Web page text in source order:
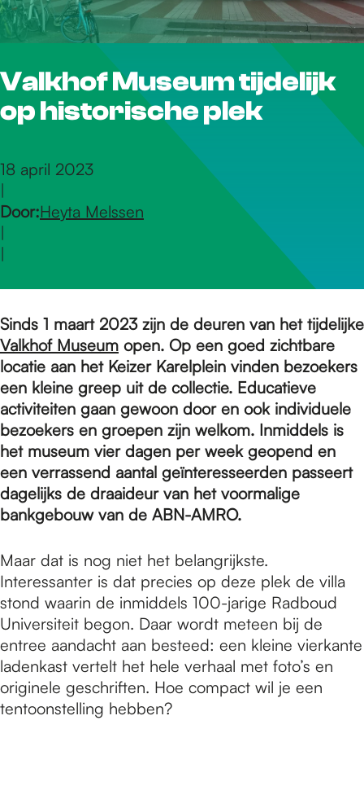
r
d
e
m
e
p
a
g
e
Valkhof Museum tijdelijk
op historische plek
18 april 2023
|
Door:Heyta Melssen
|
|
Sinds 1 maart 2023 zijn de deuren van het tijdelijke
Valkhof Museum open. Op een goed zichtbare
locatie aan het Keizer Karelplein vinden bezoekers
een kleine greep uit de collectie. Educatieve
activiteiten gaan gewoon door en ook individuele
bezoekers en groepen zijn welkom. Inmiddels is
het museum vier dagen per week geopend en
een verrassend aantal geïnteresseerden passeert
dagelijks de draaideur van het voormalige
bankgebouw van de ABN-AMRO.
Maar dat is nog niet het belangrijkste.
Interessanter is dat precies op deze plek de villa
stond waarin de inmiddels 100-jarige Radboud
Universiteit begon. Daar wordt meteen bij de
entree aandacht aan besteed: een kleine vierkante
ladenkast vertelt het hele verhaal met foto’s en
originele geschriften. Hoe compact wil je een
tentoonstelling hebben?